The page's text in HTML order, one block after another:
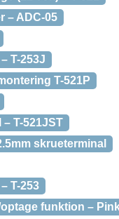
– ADC-05
T-253J
T-521P
T-521JST
skrueterminal
T-253
funktion –